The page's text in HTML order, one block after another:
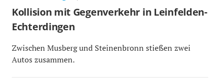
Kollision mit Gegenverkehr in Leinfelden-
Echterdingen
Zwischen Musberg und Steinenbronn stießen zwei
Autos zusammen.